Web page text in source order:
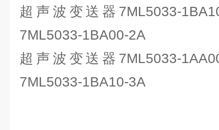
超声波变送器7ML5033-
7ML5033-1BA00-2A
超声波变送器7ML5033-
7ML5033-1BA10-3A